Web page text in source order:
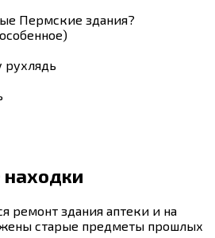
Пермские здания?
рухлядь
ремонт здания аптеки и на
старые предметы прошлых